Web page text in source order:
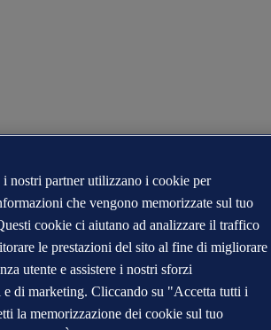
i nostri partner utilizzano i cookie per
che vengono memorizzate sul tuo
cookie ci aiutano ad analizzare il traffico
le prestazioni del sito al fine di migliorare
utente e assistere i nostri sforzi
e di marketing. Cliccando su "Accetta tutti i
la memorizzazione dei cookie sul tuo